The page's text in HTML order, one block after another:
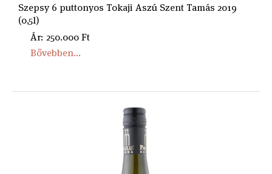
Szepsy 6 puttonyos Tokaji Aszú Szent Tamás 2019
(0,5l)
Ár: 250.000 Ft
Bővebben...